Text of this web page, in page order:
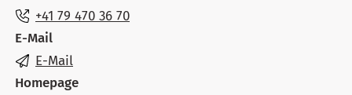
+41 79 470 36 70
E-Mail
E-Mail
Homepage